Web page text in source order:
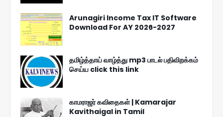
Arunagiri Income Tax IT Software
Download For AY 2026-2027
தமிழ்த்தாய் வாழ்த்து mp3 பாடல் பதிவிறக்கம்
செய்ய click this link
காமராஜர் கவிதைகள் | Kamarajar
Kavithaigal in Tamil